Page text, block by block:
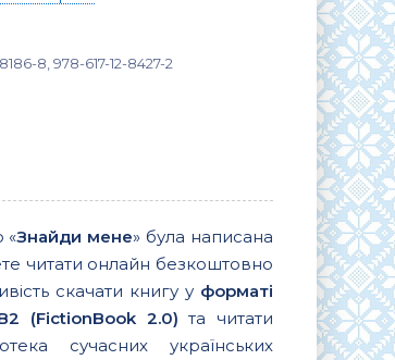
8, 978-617-12-8427-2
«Знайди мене» була написана
читати онлайн безкоштовно
скачати книгу у форматі
(FictionBook 2.0) та читати
сучасних українських